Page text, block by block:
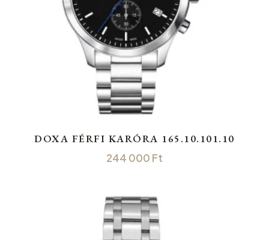
DOXA FÉRFI KARÓRA 165.10.101.10
244 000 Ft